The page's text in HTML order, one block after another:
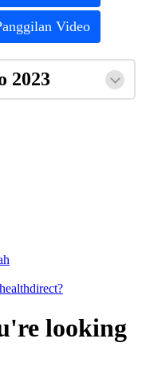
Video
2023
looking